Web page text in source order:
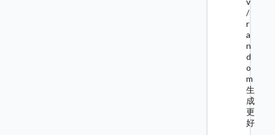
/
r
a
n
d
o
m
生
成
更
好